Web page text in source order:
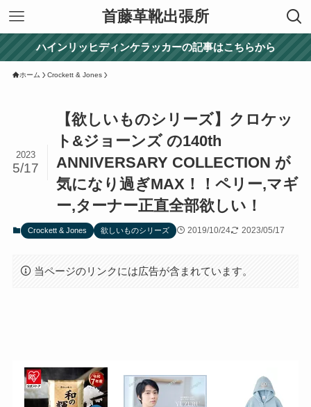
首藤革靴出張所
ハインリッヒディンケラッカーの記事はこちらから
ホーム Crockett & Jones
【欲しいものシリーズ】クロケッ
ト&ジョーンズ の140th
ANNIVERSARY COLLECTION が
気になり過ぎMAX！！ペリー,マギ
ー,ターナー正直全部欲しい！
2023
5/17
Crockett & Jones 欲しいものシリーズ 2019/10/24 2023/05/17
当ページのリンクには広告が含まれています。